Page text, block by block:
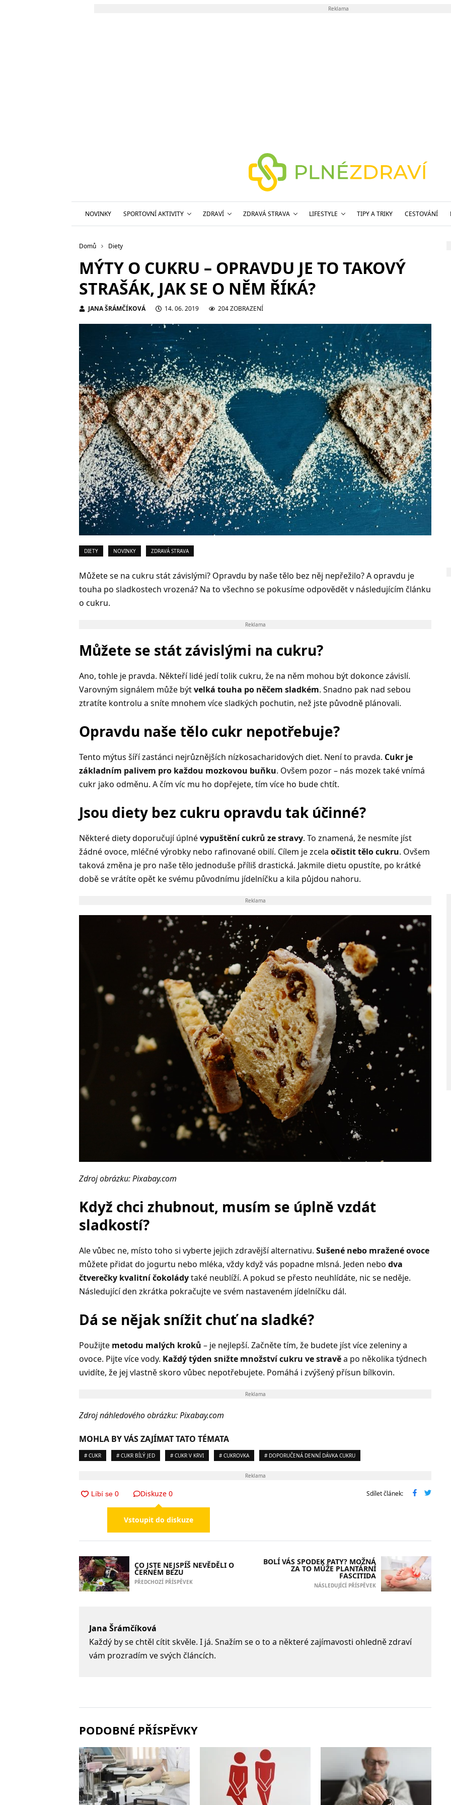
Reklama
NOVINKY SPORTOVNÍ AKTIVITY ZDRAVÍ ZDRAVÁ STRAVA LIFESTYLE TIPY A TRIKY CESTOVÁNÍ
Domů Diety
MÝTY O CUKRU – OPRAVDU JE TO TAKOVÝ
STRAŠÁK, JAK SE O NĚM ŘÍKÁ?
JANA ŠRÁMČÍKOVÁ 14. 06. 2019 204 ZOBRAZENÍ
DIETY NOVINKY ZDRAVÁ STRAVA
Můžete se na cukru stát závislými? Opravdu by naše tělo bez něj nepřežilo? A opravdu je
touha po sladkostech vrozená? Na to všechno se pokusíme odpovědět v následujícím článku
o cukru.
Reklama
Můžete se stát závislými na cukru?
Ano, tohle je pravda. Někteří lidé jedí tolik cukru, že na něm mohou být dokonce závislí.
Varovným signálem může býtvelká touha po něčem sladkém. Snadno pak nad sebou
ztratíte kontrolu a sníte mnohem více sladkých pochutin, než jste původně plánovali.
Opravdu naše tělo cukr nepotřebuje?
Tento mýtus šíří zastánci nejrůznějších nízkosacharidových diet. Není to pravda. Cukr je
základním palivem pro každou mozkovou buňku. Ovšem pozor – nás mozek také vnímá
cukr jako odměnu. A čím víc mu ho dopřejete, tím více ho bude chtít.
Jsou diety bez cukru opravdu tak účinné?
Některé diety doporučují úplnévypuštění cukrů ze stravy. To znamená, že nesmíte jíst
žádné ovoce, mléčné výrobky nebo rafinované obilí. Cílem je zcela očistit tělo cukru. Ovšem
taková změna je pro naše tělo jednoduše příliš drastická. Jakmile dietu opustíte, po krátké
době se vrátíte opět ke svému původnímu jídelníčku a kila půjdou nahoru.
Reklama
Zdroj obrázku: Pixabay.com
Když chci zhubnout, musím se úplně vzdát
sladkostí?
Ale vůbec ne, místo toho si vyberte jejich zdravější alternativu. Sušené nebo mražené ovoce
můžete přidat do jogurtu nebo mléka, vždy když vás popadne mlsná. Jeden nebo dva
čtverečky kvalitní čokoládytaké neublíží. A pokud se přesto neuhlídáte, nic se neděje.
Následující den zkrátka pokračujte ve svém nastaveném jídelníčku dál.
Dá se nějak snížit chuť na sladké?
Použijte metodu malých kroků – je nejlepší. Začněte tím, že budete jíst více zeleniny a
ovoce. Pijte více vody. Každý týden snižte množství cukru ve stravěa po několika týdnech
uvidíte, že jej vlastně skoro vůbec nepotřebujete. Pomáhá i zvýšený přísun bílkovin.
Reklama
Zdroj náhledového obrázku: Pixabay.com
MOHLA BY VÁS ZAJÍMAT TATO TÉMATA
# CUKR # CUKR BÍLÝ JED # CUKR V KRVI # CUKROVKA # DOPORUČENÁ DENNÍ DÁVKA CUKRU
Reklama
Diskuze 0
Vstoupit do diskuze
Sdílet článek:
CO JSTE NEJSPÍŠ NEVĚDĚLI O
ČERNÉM BEZU
PŘEDCHOZÍ PŘÍSPĚVEK
BOLÍ VÁS SPODEK PATY? MOŽNÁ
ZA TO MŮŽE PLANTÁRNÍ
FASCITIDA
NÁSLEDUJÍCÍ PŘÍSPĚVEK
Jana Šrámčíková
Každý by se chtěl cítit skvěle. I já. Snažím se o to a některé zajímavosti ohledně zdraví
vám prozradím ve svých článcích.
PODOBNÉ PŘÍSPĚVKY